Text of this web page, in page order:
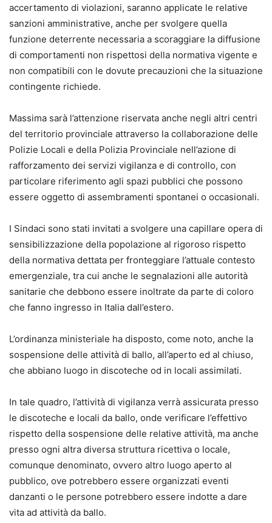
accertamento di violazioni, saranno applicate le relative
sanzioni amministrative, anche per svolgere quella
funzione deterrente necessaria a scoraggiare la diffusione
di comportamenti non rispettosi della normativa vigente e
non compatibili con le dovute precauzioni che la situazione
contingente richiede.
Massima sarà l’attenzione riservata anche negli altri centri
del territorio provinciale attraverso la collaborazione delle
Polizie Locali e della Polizia Provinciale nell’azione di
rafforzamento dei servizi vigilanza e di controllo, con
particolare riferimento agli spazi pubblici che possono
essere oggetto di assembramenti spontanei o occasionali.
I Sindaci sono stati invitati a svolgere una capillare opera di
sensibilizzazione della popolazione al rigoroso rispetto
della normativa dettata per fronteggiare l’attuale contesto
emergenziale, tra cui anche le segnalazioni alle autorità
sanitarie che debbono essere inoltrate da parte di coloro
che fanno ingresso in Italia dall’estero.
L’ordinanza ministeriale ha disposto, come noto, anche la
sospensione delle attività di ballo, all’aperto ed al chiuso,
che abbiano luogo in discoteche od in locali assimilati.
In tale quadro, l’attività di vigilanza verrà assicurata presso
le discoteche e locali da ballo, onde verificare l’effettivo
rispetto della sospensione delle relative attività, ma anche
presso ogni altra diversa struttura ricettiva o locale,
comunque denominato, ovvero altro luogo aperto al
pubblico, ove potrebbero essere organizzati eventi
danzanti o le persone potrebbero essere indotte a dare
vita ad attività da ballo.